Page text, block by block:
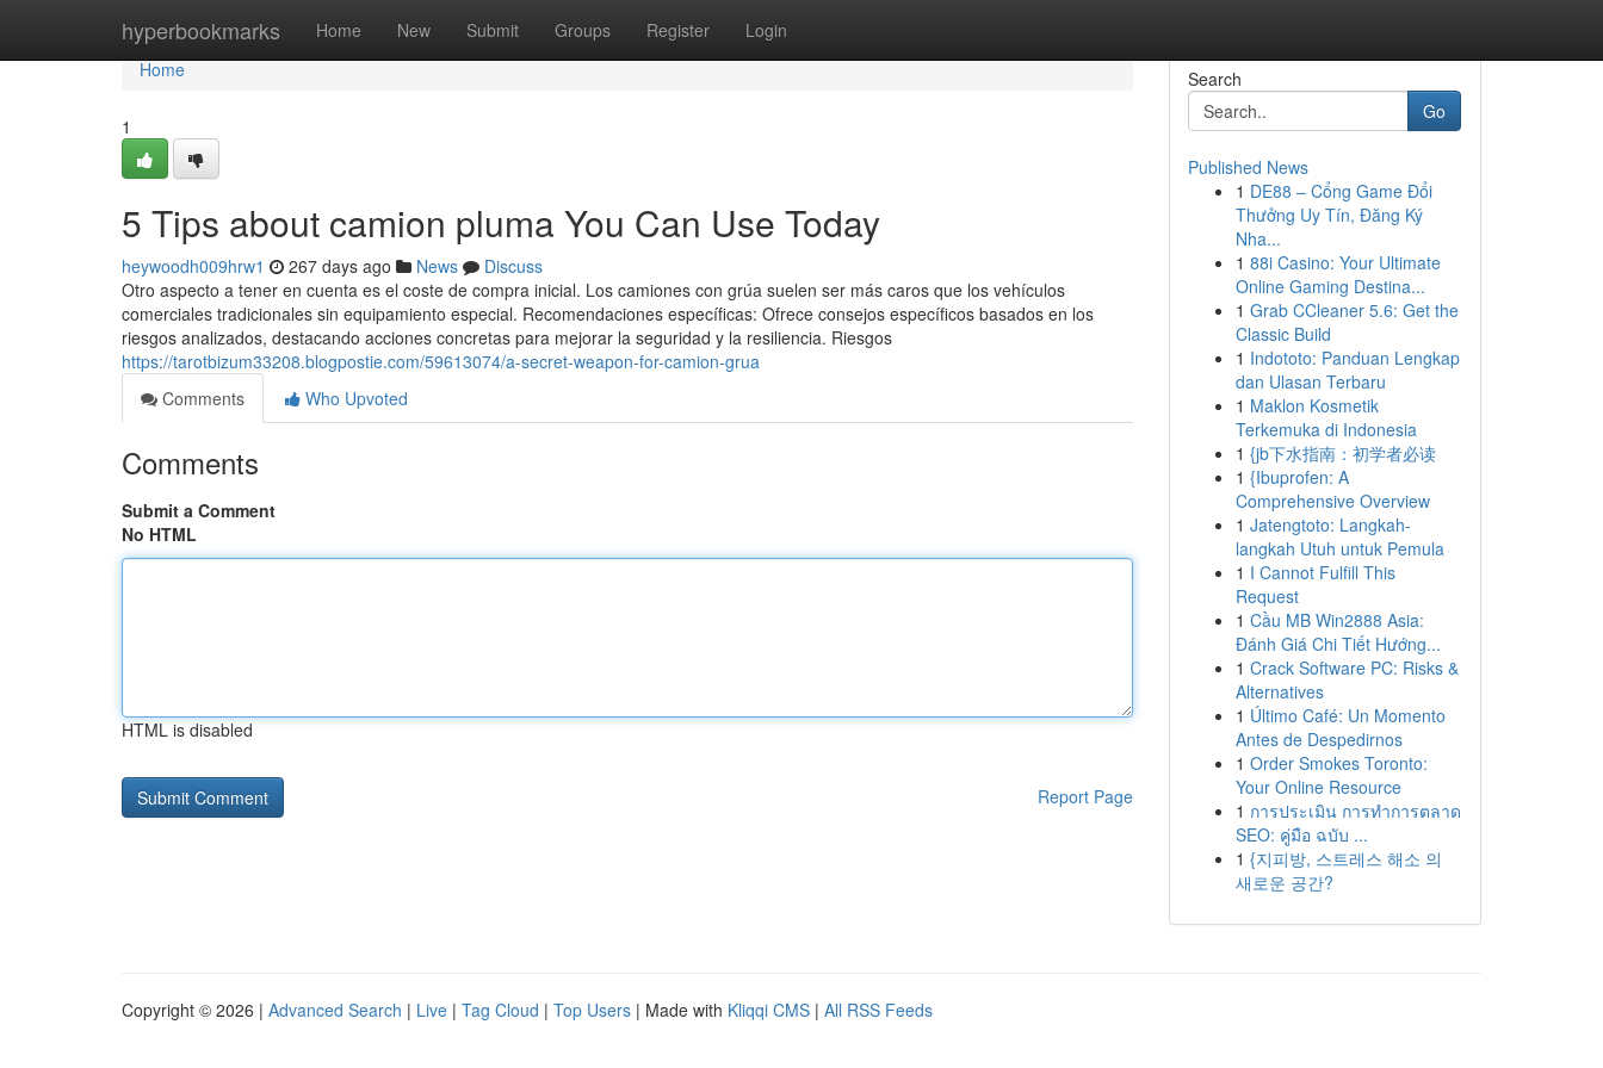
hyperbookmarks Home New Submit Groups Register Login
Home
Home
1
5 Tips about camion pluma You Can Use Today
heywoodh009hrw1 267 days ago News
Discuss
Otro aspecto a tener en cuenta es el coste de compra inicial. Los camiones con grúa suelen ser más caros que los vehículos
comerciales tradicionales sin equipamiento especial. Recomendaciones específicas: Ofrece consejos específicos basados en los
riesgos analizados, destacando acciones concretas para mejorar la seguridad y la resiliencia. Riesgos
https://tarotbizum33208.blogpostie.com/59613074/a-secret-weapon-for-camion-grua
Comments
Who Upvoted
Comments
Submit a Comment
No HTML
HTML is disabled
Report Page
Search
Go
Published News
1 DE88 – Cổng Game Đổi
Thưởng Uy Tín, Đăng Ký
Nha...
1 88i Casino: Your Ultimate
Online Gaming Destina...
1 Grab CCleaner 5.6: Get the
Classic Build
1 Indototo: Panduan Lengkap
dan Ulasan Terbaru
1 Maklon Kosmetik
Terkemuka di Indonesia
1 {jb下水指南：初学者必读
1 {Ibuprofen: A
Comprehensive Overview
1 Jatengtoto: Langkah-
langkah Utuh untuk Pemula
1 I Cannot Fulfill This
Request
1 Cầu MB Win2888 Asia:
Đánh Giá Chi Tiết Hướng...
1 Crack Software PC: Risks &
Alternatives
1 Último Café: Un Momento
Antes de Despedirnos
1 Order Smokes Toronto:
Your Online Resource
1 การประเมิน การทำการตลาด
SEO: คู่มือ ฉบับ ...
1 {지피방, 스트레스 해소 의
새로운 공간?
Copyright © 2026 | Advanced Search | Live | Tag Cloud | Top Users | Made with Kliqqi CMS | All RSS Feeds